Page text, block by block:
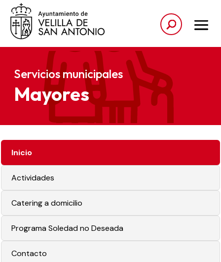
Servicios municipales
Mayores
Inicio
Actividades
Catering a domicilio
Programa Soledad no Deseada
Contacto